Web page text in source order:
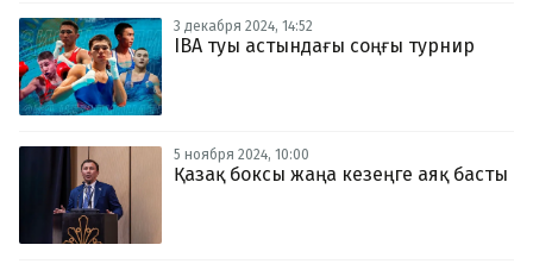
3 декабря 2024, 14:52
IBA туы астындағы соңғы турнир
5 ноября 2024, 10:00
Қазақ боксы жаңа кезеңге аяқ басты